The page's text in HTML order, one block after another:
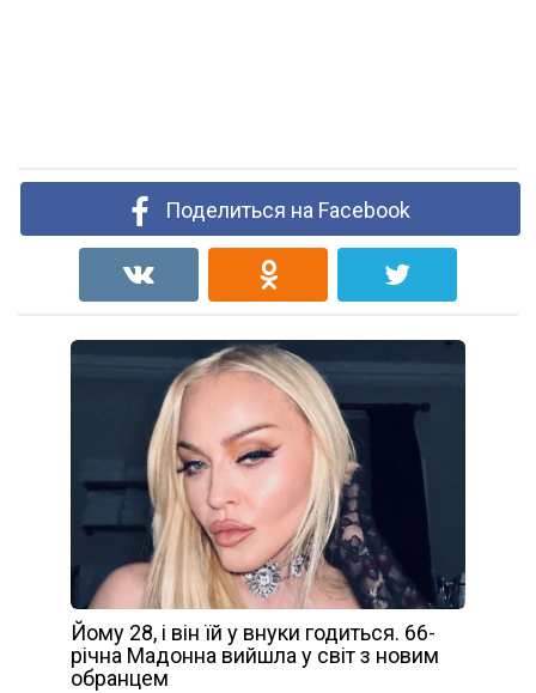
Поделиться на Facebook
Йому 28, і він їй у внуки годиться. 66-
річна Мадонна вийшла у світ з новим
обранцем